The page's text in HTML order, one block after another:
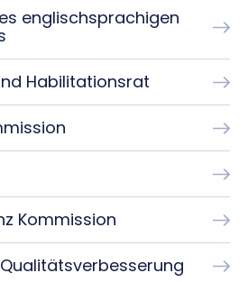
englischsprachigen
Habilitationsrat
Kommission